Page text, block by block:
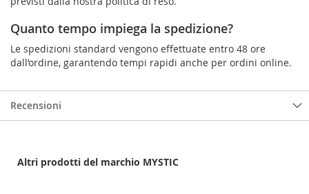
Quanto tempo impiega la spedizione?
Le spedizioni standard vengono effettuate entro 48 ore
dall’ordine, garantendo tempi rapidi anche per ordini online.
Recensioni
Altri prodotti del marchio MYSTIC